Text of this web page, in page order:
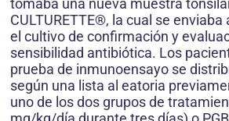
tomaba una nueva muestra
CULTURETTE®, la cual se
el cultivo de confirmación y
sensibilidad antibiótica. Los
prueba de inmunoensayo se
según una lista al eatoria
uno de los dos grupos de